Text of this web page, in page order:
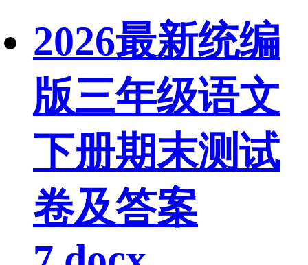
2026最新统编
版三年级语文
下册期末测试
卷及答案